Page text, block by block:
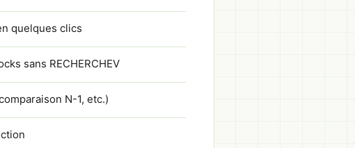
quelques clics
sans RECHERCHEV
N-1, etc.)